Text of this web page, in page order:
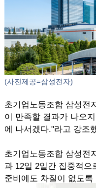
(사진제공=삼성전자)
초기업노동조합 삼성전
이 만족할 결과가 나오
에 나서겠다."라고 강조
초기업노동조합 삼성전
과 12일 2일간 집중적으
준비에도 차질이 없도